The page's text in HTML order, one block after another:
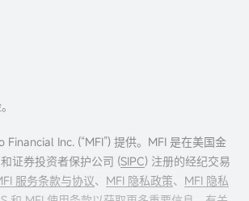
Inc. (“MFI”) 提供。MFI 是在美国金
证券投资者保护公司 (SIPC) 注册的经纪交易
服务条款与协议、 MFI 隐私政策、 MFI 隐私